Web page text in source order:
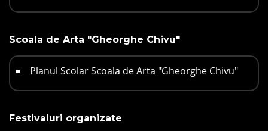
Scoala de Arta "Gheorghe Chivu"
Planul Scolar Scoala de Arta "Gheorghe Chivu"
Festivaluri organizate